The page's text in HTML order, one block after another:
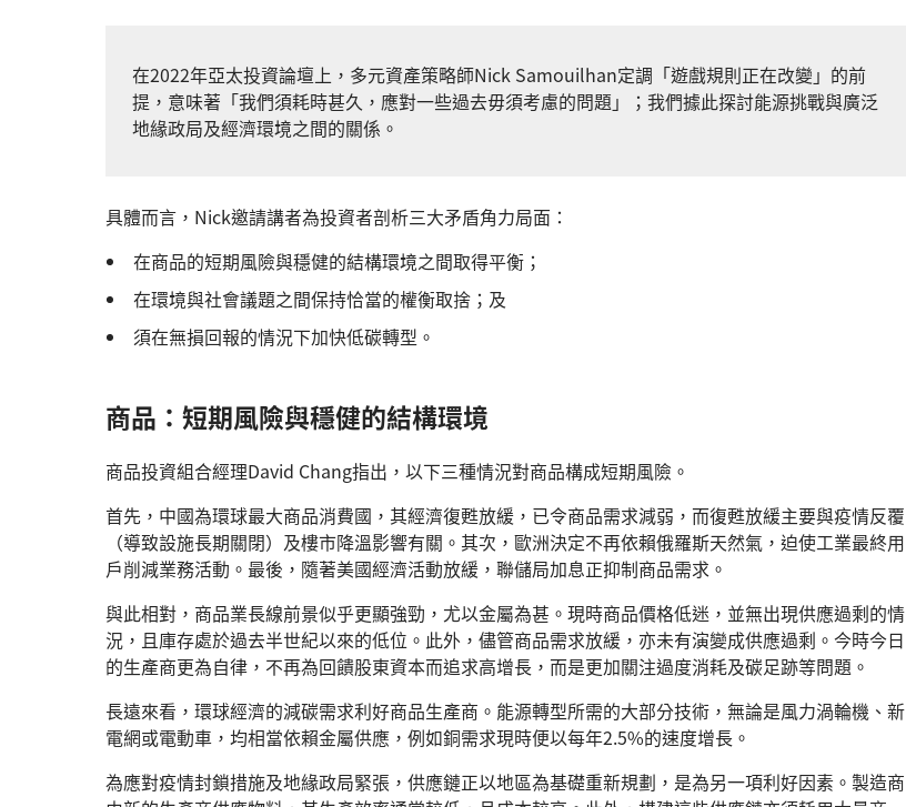
在2022年亞太投資論壇上，多元資產策略師Nick Samouilhan定調「遊戲規則正在改變」的前
提，意味著「我們須耗時甚久，應對一些過去毋須考慮的問題」；我們據此探討能源挑戰與廣泛
地緣政局及經濟環境之間的關係。
具體而言，Nick邀請講者為投資者剖析三大矛盾角力局面：
在商品的短期風險與穩健的結構環境之間取得平衡；
在環境與社會議題之間保持恰當的權衡取捨；及
須在無損回報的情況下加快低碳轉型。
商品：短期風險與穩健的結構環境
商品投資組合經理David Chang指出，以下三種情況對商品構成短期風險。
首先，中國為環球最大商品消費國，其經濟復甦放緩，已令商品需求減弱，而復甦放緩主要與疫情反覆
（導致設施長期關閉）及樓市降溫影響有關。其次，歐洲決定不再依賴俄羅斯天然氣，迫使工業最終用
戶削減業務活動。最後，隨著美國經濟活動放緩，聯儲局加息正抑制商品需求。
與此相對，商品業長線前景似乎更顯強勁，尤以金屬為甚。現時商品價格低迷，並無出現供應過剩的情
況，且庫存處於過去半世紀以來的低位。此外，儘管商品需求放緩，亦未有演變成供應過剩。今時今日
的生產商更為自律，不再為回饋股東資本而追求高增長，而是更加關注過度消耗及碳足跡等問題。
長遠來看，環球經濟的減碳需求利好商品生產商。能源轉型所需的大部分技術，無論是風力渦輪機、新
電網或電動車，均相當依賴金屬供應，例如銅需求現時便以每年2.5%的速度增長。
為應對疫情封鎖措施及地緣政局緊張，供應鏈正以地區為基礎重新規劃，是為另一項利好因素。製造商